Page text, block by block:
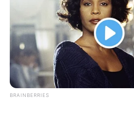
© 2025 EVIANEWS του
BRAINBERRIES